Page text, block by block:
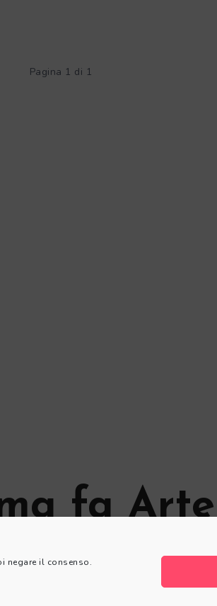
negare il consenso.
Pagina 1 di 1
fa Arte
© L'Anima fa Arte